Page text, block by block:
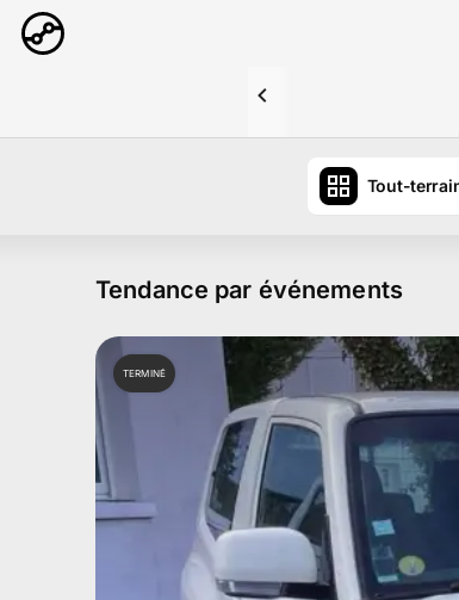
Aller au contenu principal
Tout-
Tendance par événements
TERMINÉ